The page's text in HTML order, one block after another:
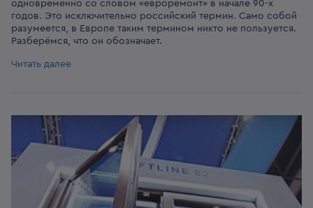
одновременно со словом «евроремонт» в начале 90-х
годов. Это исключительно российский термин. Само собой
разумеется, в Европе таким термином никто не пользуется.
Разберёмся, что он обозначает.
Читать далее